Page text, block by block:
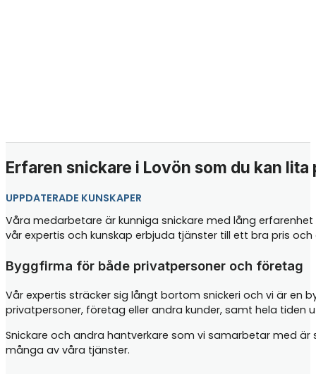
Erfaren snickare i Lovön som du kan lita
UPPDATERADE KUNSKAPER
Våra medarbetare är kunniga snickare med lång
vår expertis och kunskap erbjuda tjänster till ett bra pris
Byggfirma för både privatpersoner och företag
Vår expertis sträcker sig långt bortom snickeri och vi är
privatpersoner, företag eller andra kunder, samt hela tiden
Snickare och andra hantverkare som vi samarbetar med
många av våra tjänster.